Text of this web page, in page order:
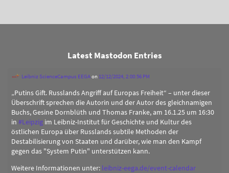
Latest Mastodon Entries
Leibniz ScienceCampus EEGAon 12/12/2024, 2:00:56 PM
„Putins Gift. Russlands Angriff auf Europas Freiheit“ – unter dieser
Überschrift sprechen die Autorin und der Autor des gleichnamigen
Buchs, Gesine Dornblüth und Thomas Franke, am 16.1.25 um 16:30
in #Leipzig im Leibniz-Institut für Geschichte und Kultur des
östlichen Europa über Russlands subtile Methoden der
Destabilisierung von Staaten und darüber, wie man den Kampf
gegen das "System Putin" unterstützen kann.
Weitere Informationen unter: leibniz-eega.de/event-calendar